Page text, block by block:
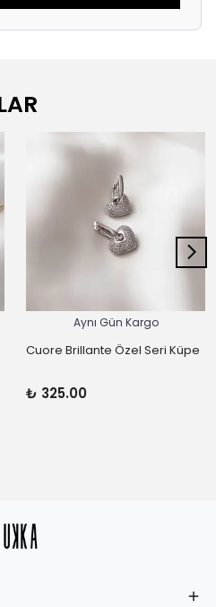
Aynı Gün Kargo
Cuore Brillante Özel Seri Küpe
₺ 325.00